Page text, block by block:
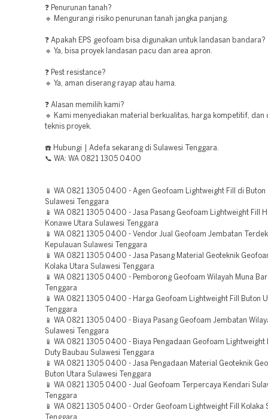
❓ Penurunan tanah?
🔹 Mengurangi risiko penurunan tanah jangka panjang.
❓ Apakah EPS geofoam bisa digunakan untuk landasan bandara?
🔹 Ya, bisa proyek landasan pacu dan area apron.
❓ Pest resistance?
🔹 Ya, aman diserang rayap atau hama.
❓ Alasan memilih kami?
🔹 Kami menyediakan material berkualitas, harga kompetitif, dan
teknis proyek.
☎️ Hubungi | Adefa sekarang di Sulawesi Tenggara.
📞 WA: WA 0821 1305 0400
📱 WA 0821 1305 0400 - Agen Geofoam Lightweight Fill di Buton
Sulawesi Tenggara
📱 WA 0821 1305 0400 - Jasa Pasang Geofoam Lightweight Fill
Konawe Utara Sulawesi Tenggara
📱 WA 0821 1305 0400 - Vendor Jual Geofoam Jembatan
Kepulauan Sulawesi Tenggara
📱 WA 0821 1305 0400 - Jasa Pasang Material Geoteknik
Kolaka Utara Sulawesi Tenggara
📱 WA 0821 1305 0400 - Pemborong Geofoam Wilayah Muna
Tenggara
📱 WA 0821 1305 0400 - Harga Geofoam Lightweight Fill Buton
Tenggara
📱 WA 0821 1305 0400 - Biaya Pasang Geofoam Jembatan
Sulawesi Tenggara
📱 WA 0821 1305 0400 - Biaya Pengadaan Geofoam Lightweight
Duty Baubau Sulawesi Tenggara
📱 WA 0821 1305 0400 - Jasa Pengadaan Material Geoteknik
Buton Utara Sulawesi Tenggara
📱 WA 0821 1305 0400 - Jual Geofoam Terpercaya Kendari
Tenggara
📱 WA 0821 1305 0400 - Order Geofoam Lightweight Fill Kolaka
Tenggara